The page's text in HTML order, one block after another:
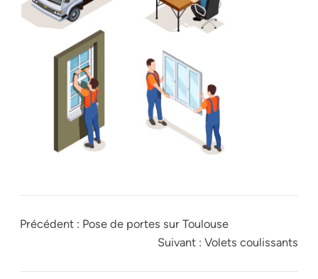
Précédent : Pose de portes sur Toulouse
Suivant : Volets coulissants